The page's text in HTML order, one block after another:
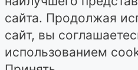
сайта. Продолжая
сайт, вы
использованием